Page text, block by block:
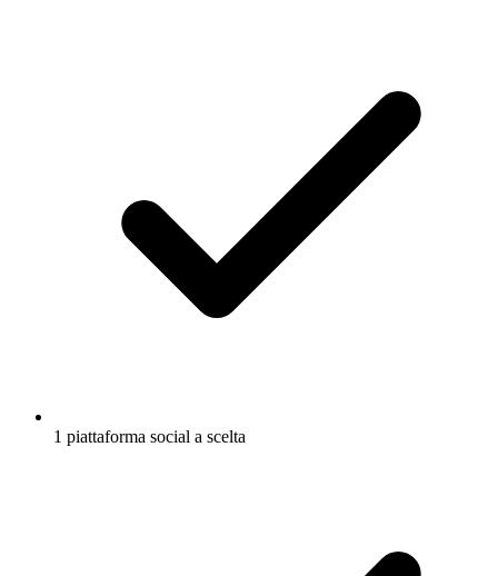
1 piattaforma social a scelta